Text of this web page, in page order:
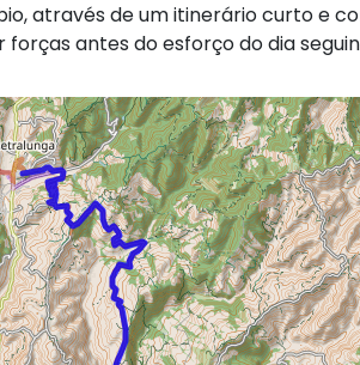
através de um itinerário curto e
antes do esforço do dia